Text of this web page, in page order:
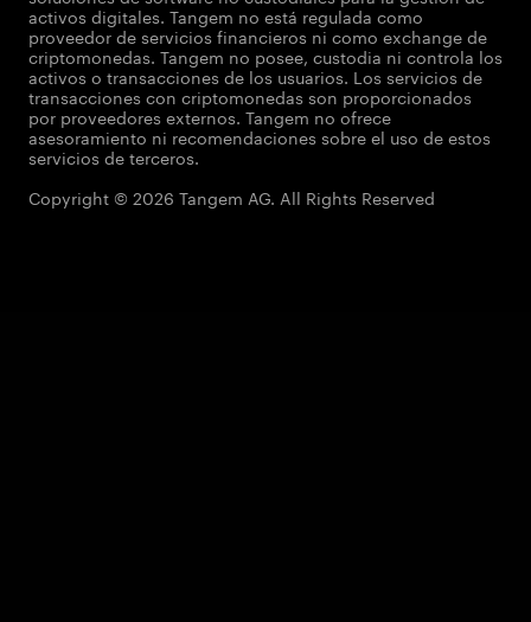
activos digitales. Tangem no está regulada como
proveedor de servicios financieros ni como exchange de
criptomonedas. Tangem no posee, custodia ni controla los
activos o transacciones de los usuarios. Los servicios de
transacciones con criptomonedas son proporcionados
por proveedores externos. Tangem no ofrece
asesoramiento ni recomendaciones sobre el uso de estos
servicios de terceros.